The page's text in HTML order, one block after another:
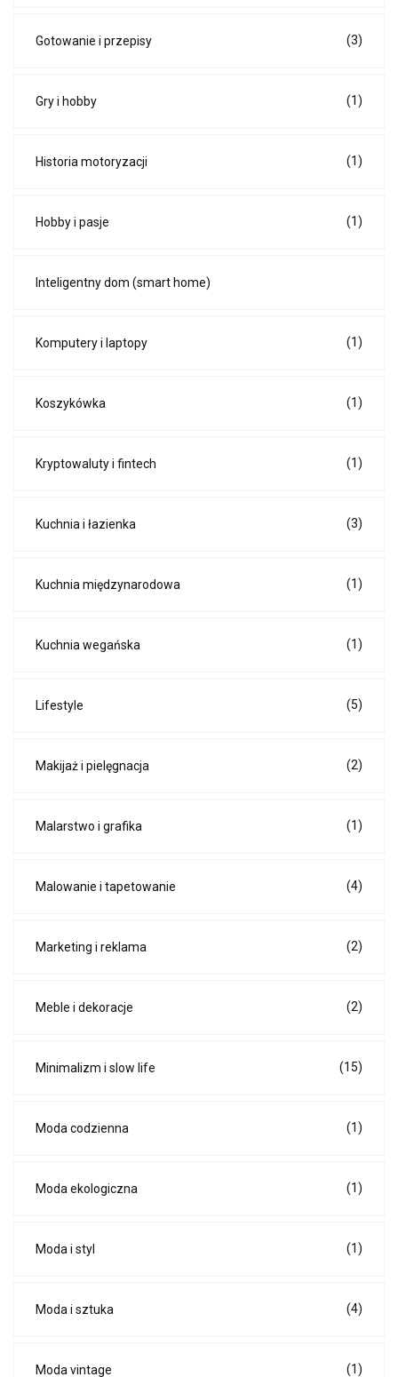
Gotowanie i przepisy (3)
Gry i hobby (1)
Historia motoryzacji (1)
Hobby i pasje (1)
Inteligentny dom (smart home)
Komputery i laptopy (1)
Koszykówka (1)
Kryptowaluty i fintech (1)
Kuchnia i łazienka (3)
Kuchnia międzynarodowa (1)
Kuchnia wegańska (1)
Lifestyle (5)
Makijaż i pielęgnacja (2)
Malarstwo i grafika (1)
Malowanie i tapetowanie (4)
Marketing i reklama (2)
Meble i dekoracje (2)
Minimalizm i slow life (15)
Moda codzienna (1)
Moda ekologiczna (1)
Moda i styl (1)
Moda i sztuka (4)
Moda vintage (1)